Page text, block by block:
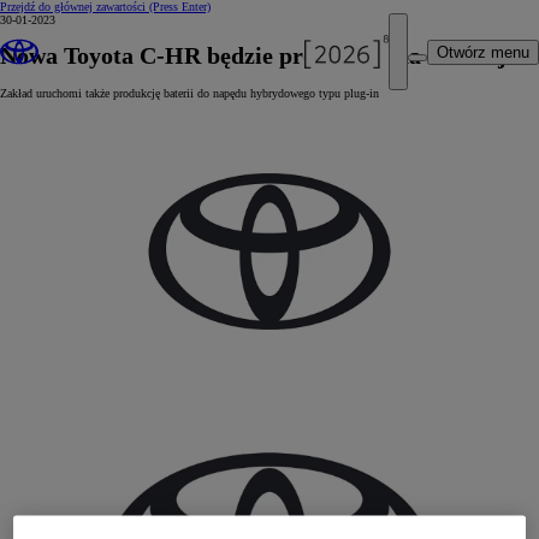
Przejdź do głównej zawartości (Press Enter)
Otwórz menu
30-01-2023
Nowa Toyota C-HR będzie produkowana w Turcji
Zakład uruchomi także produkcję baterii do napędu hybrydowego typu plug-in